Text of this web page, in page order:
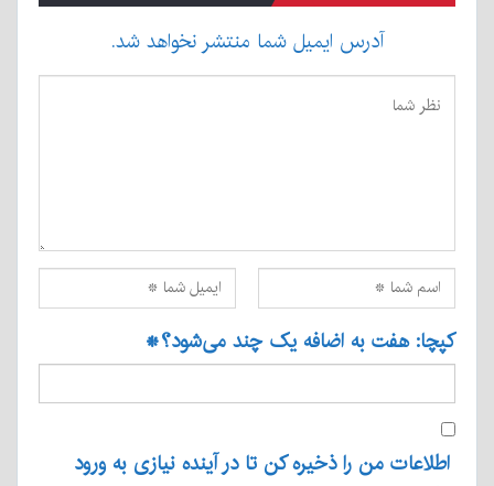
آدرس ایمیل شما منتشر نخواهد شد.
کپچا: هفت به اضافه یک چند می‌شود؟*
اطلاعات من را ذخیره کن تا در آینده نیازی به ورود